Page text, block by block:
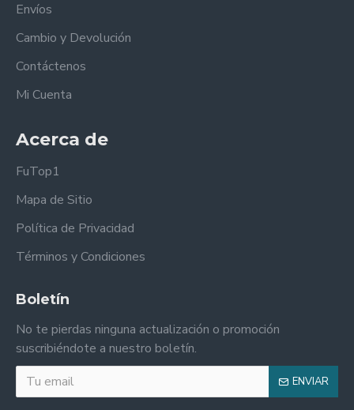
Envíos
Cambio y Devolución
Contáctenos
Mi Cuenta
Acerca de
FuTop1
Mapa de Sitio
Política de Privacidad
Términos y Condiciones
Boletín
No te pierdas ninguna actualización o promoción
suscribiéndote a nuestro boletín.
ENVIAR